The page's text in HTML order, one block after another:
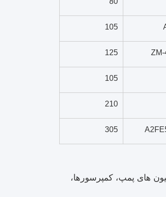
105
125
105
210
305
های پمپ، کمپرسورها،